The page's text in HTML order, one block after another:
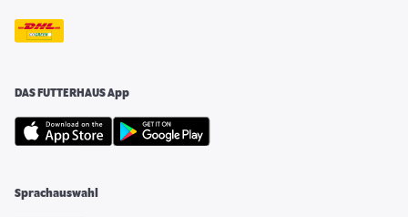
DAS FUTTERHAUS App
Sprachauswahl